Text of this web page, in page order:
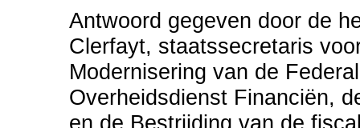
Antwoord gegeven door de
Clerfayt, staatssecretaris
Modernisering van de
Overheidsdienst Financiën,
en de Bestrijding van de